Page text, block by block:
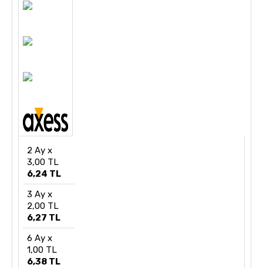
2 Ay x
3,00 TL
6,24 TL
3 Ay x
2,00 TL
6,27 TL
6 Ay x
1,00 TL
6,38 TL